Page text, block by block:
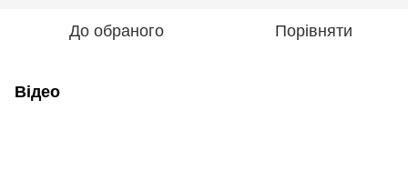
До обраного Порівняти
Відео